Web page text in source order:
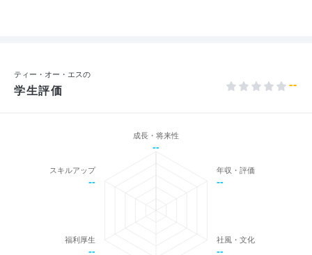
ティー・オー・エスの
学生評価 --
成長・将来性
--
年収・評価
--
社風・文化
--
福利厚生
--
スキルアップ
--